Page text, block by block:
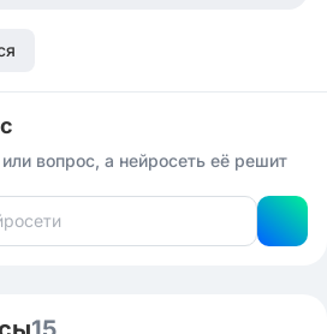
вопрос, а нейросеть её решит